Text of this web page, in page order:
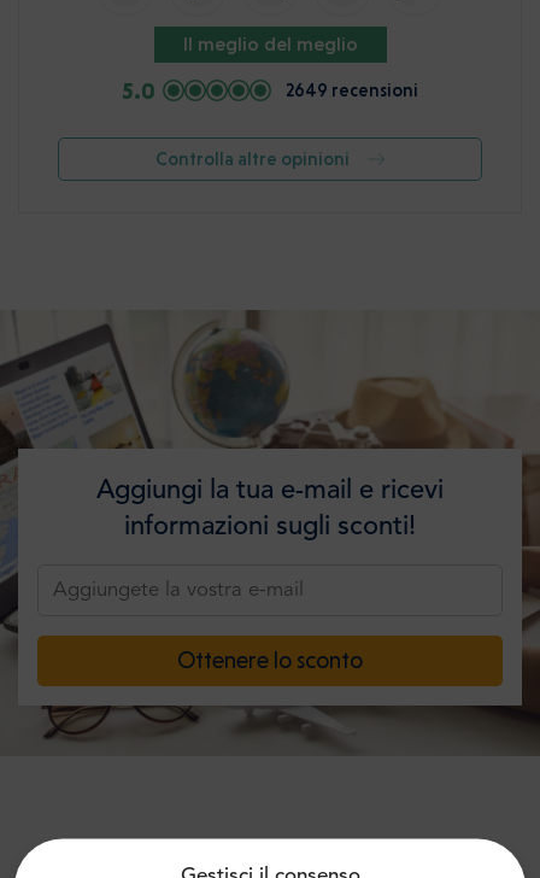
Il meglio del meglio
5.0 2649 recensioni
Controlla altre opinioni
Aggiungi la tua e-mail e ricevi
informazioni sugli sconti!
Ottenere lo sconto
Cosa dicono di noi le persone: